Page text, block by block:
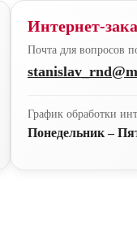
Интернет-
Почта для вопросов
График обработки
Понедельник –